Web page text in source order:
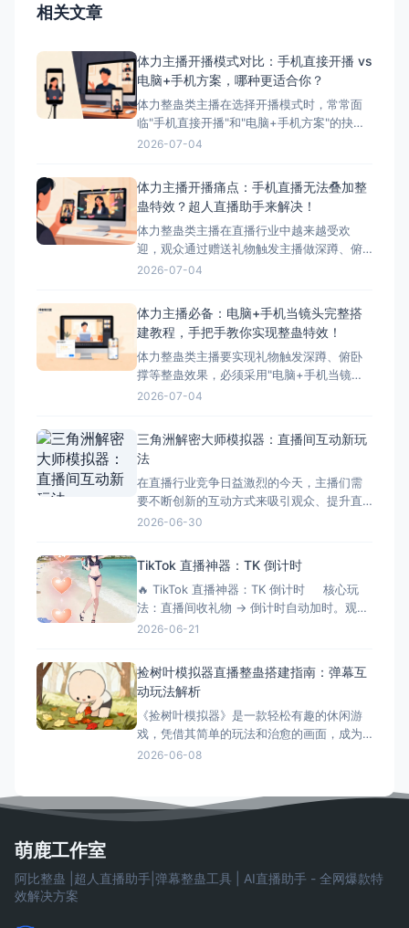
相关文章
体力主播开播模式对比：手机直接开播 vs
电脑+手机方案，哪种更适合你？
体力整蛊类主播在选择开播模式时，常常面
临"手机直接开播"和"电脑+手机方案"的抉
择。本文将详细对比这两种模式的优缺点，
播模式简介 ### 模式一：手机直接开播 这
是最简单、最常用的开播方式，主播直接使
2026-07-04
体力主播开播痛点：手机直播无法叠加整
蛊特效？超人直播助手来解决！
体力整蛊类主播在直播行业中越来越受欢
迎，观众通过赠送礼物触发主播做深蹲、俯
卧撑等体力动作，互动性极强。然而，这类
析这一痛点，并为您提供完美解决方案——
超人直播助手。 &nbsp; ## 体力主播面临的
核心痛点 &nbs
2026-07-04
体力主播必备：电脑+手机当镜头完整搭
建教程，手把手教你实现整蛊特效！
体力整蛊类主播要实现礼物触发深蹲、俯卧
撑等整蛊效果，必须采用"电脑+手机当镜
头"的组合方案。本文将手把手教您完成整个
系统，配置建议：Intel i5以上处理器、8GB
2026-07-04
三角洲解密大师模拟器：直播间互动新玩
法
在直播行业竞争日益激烈的今天，主播们需
要不断创新的互动方式来吸引观众、提升直
播间氛围。三角洲解密大师模拟器作为一款
能够增加直播的趣味性，还能有效延长观众
停留时间，提升直播间的活跃度和收益。 什
么是三角洲解密大师模拟器？
2026-06-30
TikTok 直播神器：TK 倒计时
🔥 TikTok 直播神器：TK 倒计时 核心玩
法：直播间收礼物 → 倒计时自动加时。观众
刷得越猛，直播/挑战时间越长！完美适配
TikTok 直
2026-06-21
捡树叶模拟器直播整蛊搭建指南：弹幕互
动玩法解析
《捡树叶模拟器》是一款轻松有趣的休闲游
戏，凭借其简单的玩法和治愈的画面，成为
了直播整蛊玩法的新选择。今天就来详细介
闲模拟游戏，玩家需要在美丽的森林中收集
各种树叶。游戏画面精美，玩法简单，非常
2026-06-08
萌鹿工作室
阿比整蛊 |超人直播助手|弹幕整蛊工具 | AI直播助手 - 全网爆款特
效解决方案